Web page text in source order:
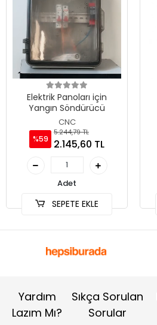
Elektrik Panoları için
Yangın Söndürücü
CNC
%59
5.244,79 TL
2.145,60 TL
Adet
SEPETE EKLE
Yardım
Lazım Mı?
Sıkça Sorulan
Sorular